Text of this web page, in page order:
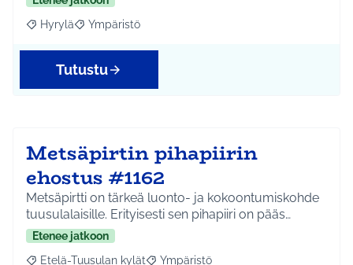
Rajaa tulokset aihepiirin mukaan: Hyrylä
Hyrylä Rajaa tulokset teeman mukaan: Ympäristö
Ympäristö
Tutustu
Metsäpirtin pihapiirin
ehostus #1162
Metsäpirtti on tärkeä luonto- ja kokoontumiskohde
tuusulalaisille. Erityisesti sen pihapiiri on pääs…
Etenee jatkoon
Etelä-Tuusulan kylät Ympäristö